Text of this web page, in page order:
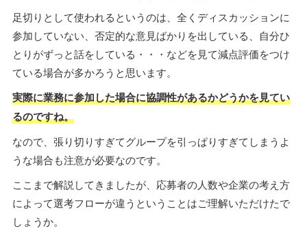
足切りとして使われるというのは、全くディスカッションに
参加していない、否定的な意見ばかりを出している、自分ひ
とりがずっと話をしている・・・などを見て減点評価をつけ
ている場合が多かろうと思います。
実際に業務に参加した場合に協調性があるかどうかを見てい
るのですね。
なので、張り切りすぎてグループを引っぱりすぎてしまうよ
うな場合も注意が必要なのです。
ここまで解説してきましたが、応募者の人数や企業の考え方
によって選考フローが違うということはご理解いただけたで
しょうか。